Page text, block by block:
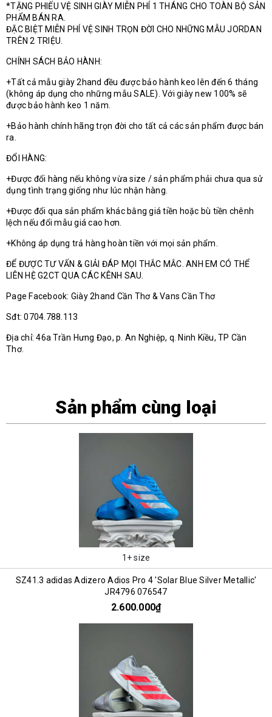
*TẶNG PHIẾU VỆ SINH GIÀY MIỄN PHÍ 1 THÁNG CHO TOÀN BỘ SẢN
PHẨM BÁN RA.
ĐẶC BIỆT MIỄN PHÍ VỆ SINH TRỌN ĐỜI CHO NHỮNG MẪU JORDAN
TRÊN 2 TRIỆU.
CHÍNH SÁCH BẢO HÀNH:
+Tất cả mẫu giày 2hand đều được bảo hành keo lên đến 6 tháng
(không áp dụng cho những mẫu SALE). Với giày new 100% sẽ
được bảo hành keo 1 năm.
+Bảo hành chính hãng trọn đời cho tất cả các sản phẩm được bán
ra.
ĐỔI HÀNG:
+Được đổi hàng nếu không vừa size / sản phẩm phải chưa qua sử
dụng tình trạng giống như lúc nhận hàng.
+Được đổi qua sản phẩm khác bằng giá tiền hoặc bù tiền chênh
lệch nếu đổi mẫu giá cao hơn.
+Không áp dụng trả hàng hoàn tiền với mọi sản phẩm.
ĐỂ ĐƯỢC TƯ VẤN & GIẢI ĐÁP MỌI THẮC MẮC. ANH EM CÓ THỂ
LIÊN HỆ G2CT QUA CÁC KÊNH SAU.
Page Facebook: Giày 2hand Cần Thơ & Vans Cần Thơ
Sđt: 0704.788.113
Địa chỉ: 46a Trần Hưng Đạo, p. An Nghiệp, q. Ninh Kiều, TP Cần
Thơ.
Sản phẩm cùng loại
1+ size
SZ41.3 adidas Adizero Adios Pro 4 'Solar Blue Silver Metallic'
JR4796 076547
2.600.000₫